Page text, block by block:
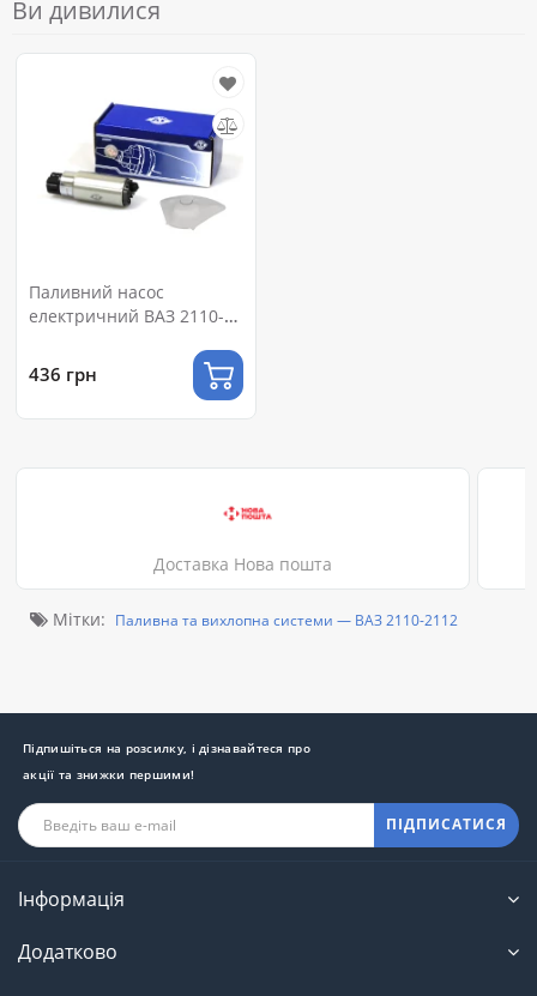
Ви дивилися
Паливний насос
електричний ВАЗ 2110-
P(НОМ) - 4.0 BAR, Q(НОМ)
- 100 Л/ГОД
436 грн
Доставка Нова пошта
Мітки: Паливна та вихлопна системи — ВАЗ 2110-2112
Підпишіться на розсилку, і дізнавайтеся про
акції та знижки першими!
ПІДПИСАТИСЯ
Інформація
Додатково